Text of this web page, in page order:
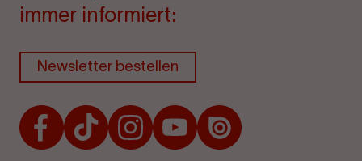
immer informiert:
Newsletter bestellen
FacebookTikTokInstagramYoutubeIssuu